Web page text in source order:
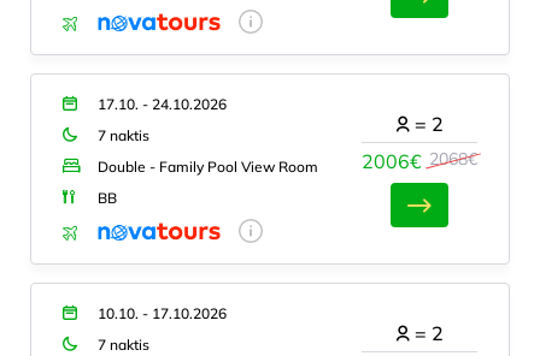
17.10. - 24.10.2026
7 naktis
Double - Family Pool View Room
BB
2006€ 2068€
= 2
10.10. - 17.10.2026
7 naktis
= 2